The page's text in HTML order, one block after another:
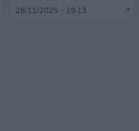
28/11/2025 - 19:13